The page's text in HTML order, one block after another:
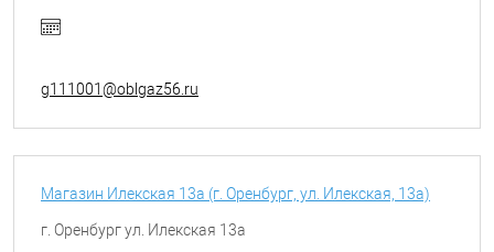
g111001@oblgaz56.ru
Магазин Илекская 13а (г. Оренбург, ул. Илекская, 13а)
г. Оренбург ул. Илекская 13а